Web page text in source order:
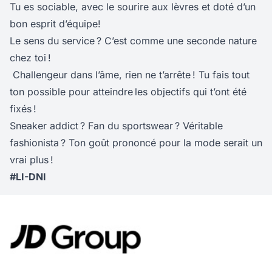
Tu es sociable, avec le sourire aux lèvres et doté d’un
bon esprit d’équipe!
Le sens du service ? C’est comme une seconde nature
chez toi !
Challengeur dans l’âme, rien ne t’arrête ! Tu fais tout
ton possible pour atteindre les objectifs qui t’ont été
fixés !
Sneaker addict ? Fan du sportswear ? Véritable
fashionista ? Ton goût prononcé pour la mode serait un
vrai plus !
#LI-DNI